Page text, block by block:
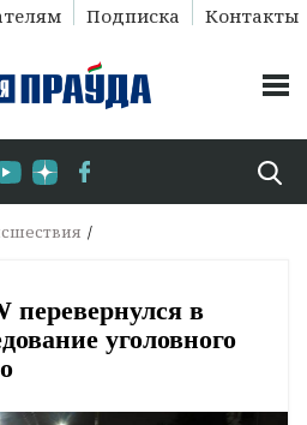
Подписка Контакты
перевернулся в
уголовного